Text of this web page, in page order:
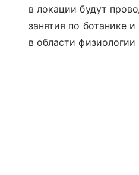
в локации будут
занятия по ботанике
в области физиологии